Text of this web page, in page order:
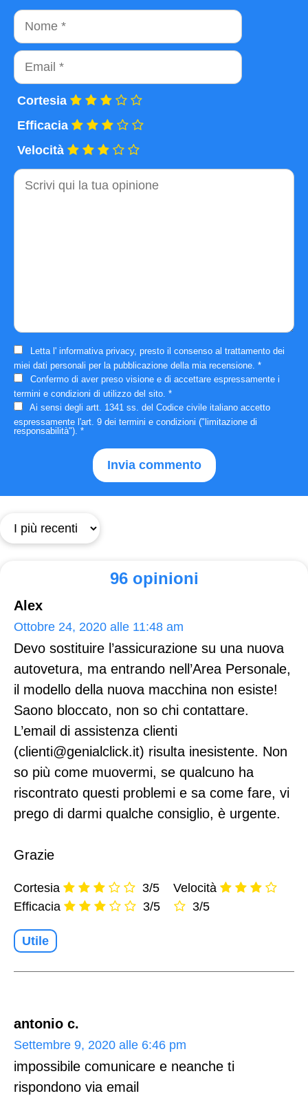
Nome
Email
Cortesia
Efficacia
Velocità
Commento
Letta l' informativa privacy, presto il consenso al trattamento dei
miei dati personali per la pubblicazione della mia recensione. *
Confermo di aver preso visione e di accettare espressamente i
termini e condizioni di utilizzo del sito. *
Ai sensi degli artt. 1341 ss. del Codice civile italiano accetto
espressamente l'art. 9 dei termini e condizioni ("limitazione di
responsabilità"). *
96 opinioni
Alex
Ottobre 24, 2020 alle 11:48 am
Devo sostituire l’assicurazione su una nuova
autovetura, ma entrando nell’Area Personale,
il modello della nuova macchina non esiste!
Saono bloccato, non so chi contattare.
L’email di assistenza clienti
(clienti@genialclick.it) risulta inesistente. Non
so più come muovermi, se qualcuno ha
riscontrato questi problemi e sa come fare, vi
prego di darmi qualche consiglio, è urgente.
Grazie
Cortesia
3/5
Efficacia
3/5
Velocità
3/5
Utile
antonio c.
Settembre 9, 2020 alle 6:46 pm
impossibile comunicare e neanche ti
rispondono via email